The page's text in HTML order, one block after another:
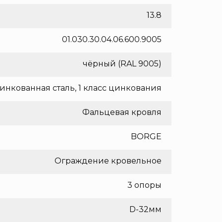
13.8
01.030.30.04.06.600.9005
чёрный (RAL 9005)
сталь, 1 класс цинкования
Фальцевая кровля
BORGE
Ограждение кровельное
3 опоры
D-32мм